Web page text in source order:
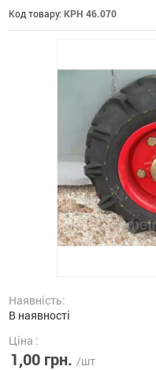
Код товару: КРН 46.070
Наявність:
В наявності
Ціна :
1,00 грн. /шт